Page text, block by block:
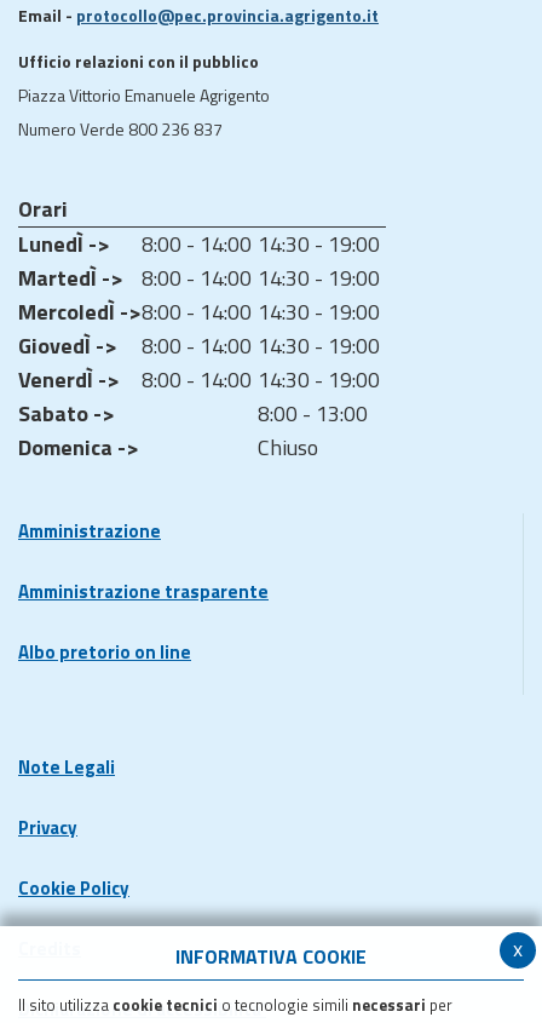
x
INFORMATIVA COOKIE
Il sito utilizza cookie tecnici o tecnologie simili necessari per
Email - protocollo@pec.provincia.agrigento.it
Ufficio relazioni con il pubblico
Piazza Vittorio Emanuele Agrigento
Numero Verde 800 236 837
Orari
LunedÌ ->
8:00 - 14:00 14:30 - 19:00
MartedÌ -> 8:00 - 14:00 14:30 - 19:00
MercoledÌ ->8:00 - 14:00 14:30 - 19:00
GiovedÌ ->
8:00 - 14:00 14:30 - 19:00
VenerdÌ ->
8:00 - 14:00 14:30 - 19:00
Sabato ->
8:00 - 13:00
Domenica ->
Chiuso
Amministrazione
Amministrazione trasparente
Albo pretorio on line
Note Legali
Privacy
Cookie Policy
Dichiarazione di accessibilita'